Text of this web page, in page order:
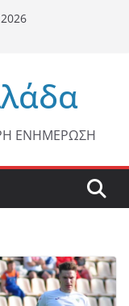
ΕΝΗΜΕΡΩΣΗ